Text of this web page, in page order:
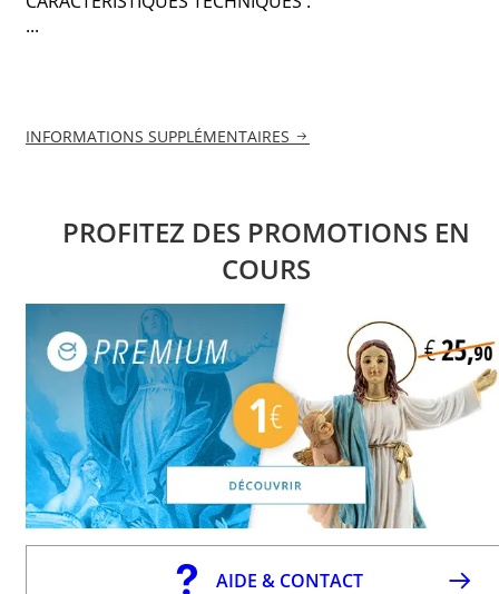
...
INFORMATIONS SUPPLÉMENTAIRES
PROFITEZ DES PROMOTIONS EN
COURS
AIDE & CONTACT